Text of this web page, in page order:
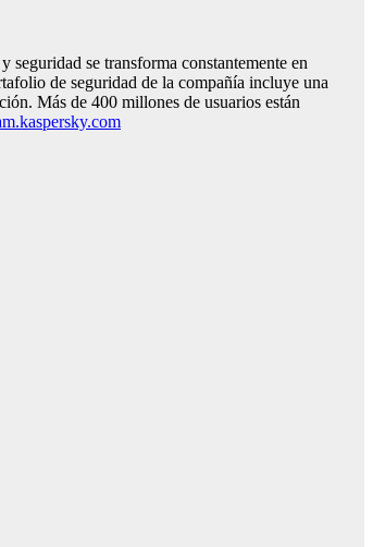
se transforma constantemente en
de seguridad de la compañía incluye una
Más de 400 millones de usuarios están